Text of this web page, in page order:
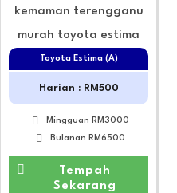
Toyota Estima (A)
Harian : RM500
Mingguan RM3000
Bulanan RM6500
Tempah
Sekarang